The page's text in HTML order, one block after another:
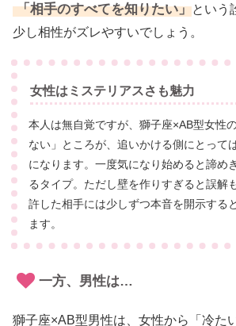
「相手のすべてを知りたい」という
少し相性がズレやすいでしょう。
女性はミステリアスさも魅力
本人は無自覚ですが、獅子座×AB型女性
ない」ところが、追いかける側にとって
になります。一度気になり始めると諦め
るタイプ。ただし壁を作りすぎると誤解
許した相手には少しずつ本音を開示する
ます。
一方、男性は…
獅子座×AB型男性は、女性から「冷た